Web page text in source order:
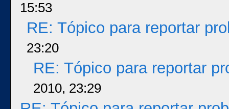
15:53
RE: Tópico para reportar
23:20
RE: Tópico para reportar
2010, 23:29